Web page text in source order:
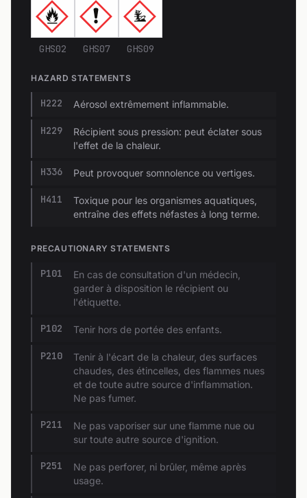
GHS02 GHS07 GHS09
HAZARD STATEMENTS
H222 Aérosol extrêmement inflammable.
H229
Récipient sous pression: peut éclater sous
l'effet de la chaleur.
H336 Peut provoquer somnolence ou vertiges.
H411
Toxique pour les organismes aquatiques,
entraîne des effets néfastes à long terme.
PRECAUTIONARY STATEMENTS
P101
En cas de consultation d'un médecin,
garder à disposition le récipient ou
l'étiquette.
P102 Tenir hors de portée des enfants.
P210
Tenir à l'écart de la chaleur, des surfaces
chaudes, des étincelles, des flammes nues
et de toute autre source d'inflammation.
Ne pas fumer.
P211
Ne pas vaporiser sur une flamme nue ou
sur toute autre source d'ignition.
P251
Ne pas perforer, ni brûler, même après
usage.